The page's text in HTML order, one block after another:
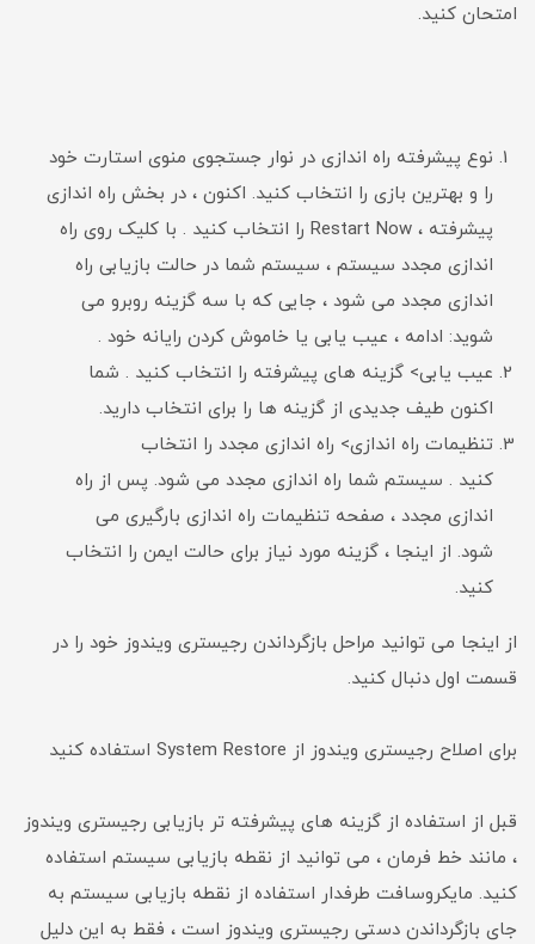
امتحان کنید.
نوع پیشرفته راه اندازی در نوار جستجوی منوی استارت خود
را و بهترین بازی را انتخاب کنید. اکنون ، در بخش راه اندازی
پیشرفته ، Restart Now را انتخاب کنید . با کلیک روی راه
اندازی مجدد سیستم ، سیستم شما در حالت بازیابی راه
اندازی مجدد می شود ، جایی که با سه گزینه روبرو می
شوید: ادامه ، عیب یابی یا خاموش کردن رایانه خود .
عیب یابی> گزینه های پیشرفته را انتخاب کنید . شما
اکنون طیف جدیدی از گزینه ها را برای انتخاب دارید.
تنظیمات راه اندازی> راه اندازی مجدد را انتخاب
کنید . سیستم شما راه اندازی مجدد می شود. پس از راه
اندازی مجدد ، صفحه تنظیمات راه اندازی بارگیری می
شود. از اینجا ، گزینه مورد نیاز برای حالت ایمن را انتخاب
کنید.
از اینجا می توانید مراحل بازگرداندن رجیستری ویندوز خود را در
قسمت اول دنبال کنید.
برای اصلاح رجیستری ویندوز از System Restore استفاده کنید
قبل از استفاده از گزینه های پیشرفته تر بازیابی رجیستری ویندوز
، مانند خط فرمان ، می توانید از نقطه بازیابی سیستم استفاده
کنید. مایکروسافت طرفدار استفاده از نقطه بازیابی سیستم به
جای بازگرداندن دستی رجیستری ویندوز است ، فقط به این دلیل